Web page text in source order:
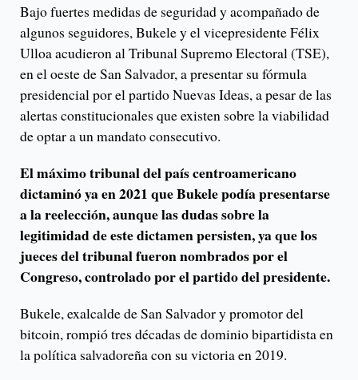
Bajo fuertes medidas de seguridad y acompañado de
algunos seguidores, Bukele y el vicepresidente Félix
Ulloa acudieron al Tribunal Supremo Electoral (TSE),
en el oeste de San Salvador, a presentar su fórmula
presidencial por el partido Nuevas Ideas, a pesar de las
alertas constitucionales que existen sobre la viabilidad
de optar a un mandato consecutivo.
El máximo tribunal del país centroamericano
dictaminó ya en 2021 que Bukele podía presentarse
a la reelección, aunque las dudas sobre la
legitimidad de este dictamen persisten, ya que los
jueces del tribunal fueron nombrados por el
Congreso, controlado por el partido del presidente.
Bukele, exalcalde de San Salvador y promotor del
bitcoin, rompió tres décadas de dominio bipartidista en
la política salvadoreña con su victoria en 2019.